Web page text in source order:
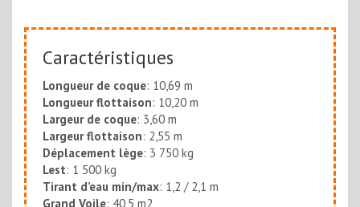
Caractéristiques
Longueur de coque: 10,69 m
Longueur flottaison: 10,20 m
Largeur de coque: 3,60 m
Largeur flottaison: 2,55 m
Déplacement lège: 3 750 kg
Lest: 1 500 kg
Tirant d’eau min/max: 1,2 / 2,1 m
Grand Voile: 40,5 m2